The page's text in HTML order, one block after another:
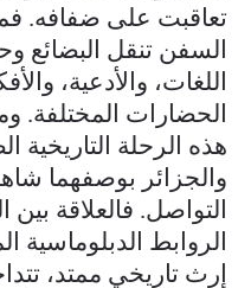
تعاقبت على ضفافه.
السفن تنقل البضائع
اللغات، والأدعية،
الحضارات
هذه الرحلة التاريخية
والجزائر بوصفهما
التواصل. فالعلاقة
الروابط الدبلوماسية
إرث تاريخي ممتد،